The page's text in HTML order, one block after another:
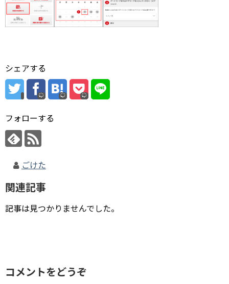
シェアする
フォローする
ごけた
関連記事
記事は見つかりませんでした。
コメントをどうぞ